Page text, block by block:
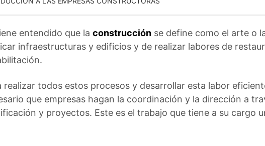
entendido que la construcción se define como el arte o
infraestructuras y edificios y de realizar labores de
realizar todos estos procesos y desarrollar esta labor
que empresas hagan la coordinación y la dirección a
y proyectos. Este es el trabajo que tiene a su cargo